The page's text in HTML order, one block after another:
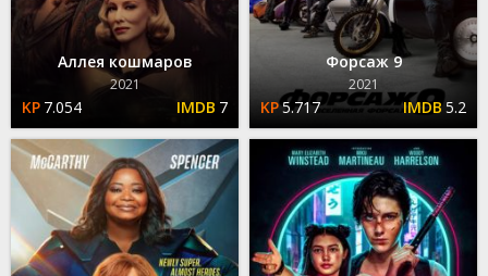
Аллея кошмаров
2021
7.054 7
Форсаж 9
2021
5.717 5.2